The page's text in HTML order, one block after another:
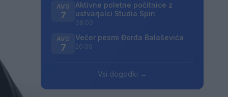
AVG
7
Aktivne poletne počitnice z
ustvarjalci Studia Spin
08:00
AVG
7
Večer pesmi Đorđa Balaševića
20:00
Vsi dogodki →